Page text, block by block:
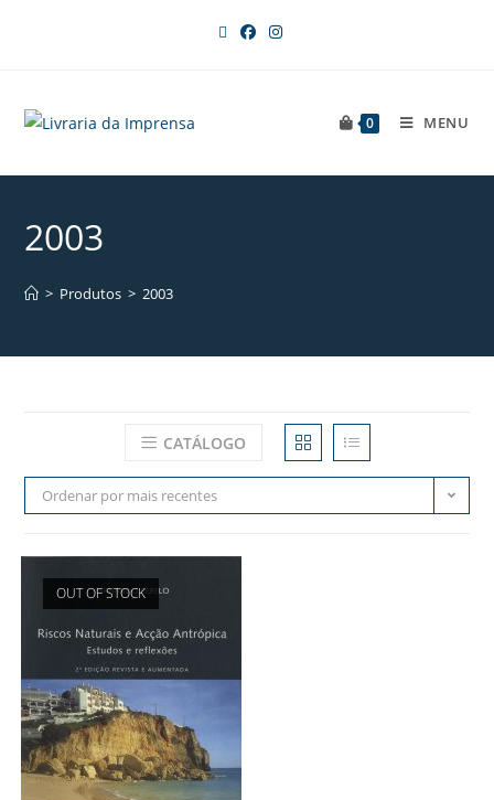
0 MENU
2003
> Produtos > 2003
CATÁLOGO
Ordenar por mais recentes
OUT OF STOCK